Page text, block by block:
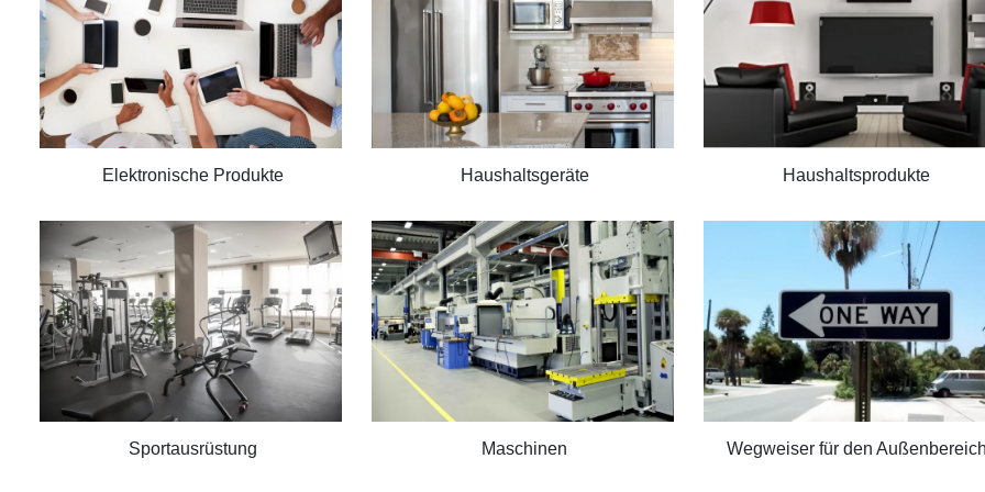
Elektronische Produkte Haushaltsgeräte Haushaltsprodukte
Sportausrüstung Maschinen Wegweiser für den